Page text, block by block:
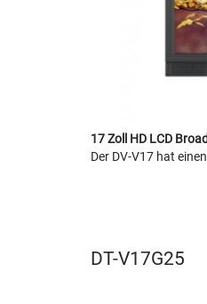
17 Zoll HD LCD
Der DV-V17 hat
DT-V17G25